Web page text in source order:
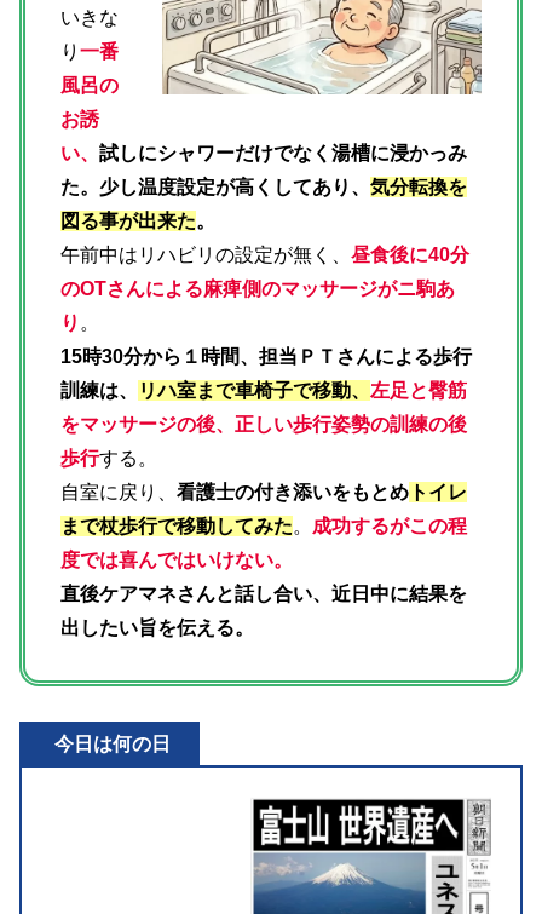
いきな
り 一番
風呂の
お誘
い、 試しにシャワーだけでなく湯槽に浸かっみ
た。少し温度設定が高くしてあり、 気分転換を
図る事が出来た。
午前中はリハビリの設定が無く、 昼食後に40分
のOTさんによる麻痺側のマッサージがニ駒あ
り 。
15時30分から１時間、担当ＰＴさんによる歩行
訓練は、
リハ室まで車椅子で移動、 左足と臀筋
をマッサージの後、正しい歩行姿勢の訓練の後
歩行する。
自室に戻り、 看護士の付き添いをもとめトイレ
まで杖歩行で移動してみた。 成功するがこの程
度では喜んではいけない。
直後ケアマネさんと話し合い、近日中に結果を
出したい旨を伝える。
今日は何の日